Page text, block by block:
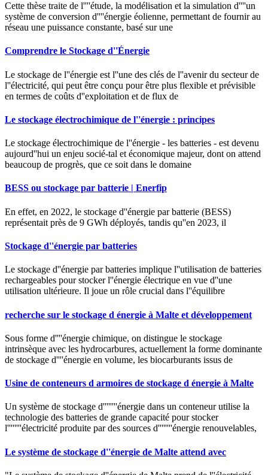
Cette thèse traite de l''''étude, la modélisation et la simulation d''''un
système de conversion d''''énergie éolienne, permettant de fournir au
réseau une puissance constante, basé sur une
Comprendre le Stockage d''Énergie
Le stockage de l''énergie est l''une des clés de l''avenir du secteur de
l''électricité, qui peut être conçu pour être plus flexible et prévisible
en termes de coûts d''exploitation et de flux de
Le stockage électrochimique de l''énergie : principes
Le stockage électrochimique de l''énergie - les batteries - est devenu
aujourd''hui un enjeu socié-tal et économique majeur, dont on attend
beaucoup de progrès, que ce soit dans le domaine
BESS ou stockage par batterie | Enerfip
En effet, en 2022, le stockage d''énergie par batterie (BESS)
représentait près de 9 GWh déployés, tandis qu''en 2023, il
Stockage d''énergie par batteries
Le stockage d''énergie par batteries implique l''utilisation de batteries
rechargeables pour stocker l''énergie électrique en vue d''une
utilisation ultérieure. Il joue un rôle crucial dans l''équilibre
recherche sur le stockage d énergie à Malte et développement
Sous forme d''''énergie chimique, on distingue le stockage
intrinsèque avec les hydrocarbures, actuellement la forme dominante
de stockage d''''énergie en volume, les biocarburants issus de
Usine de conteneurs d armoires de stockage d énergie à Malte
Un système de stockage d''''''''énergie dans un conteneur utilise la
technologie des batteries de grande capacité pour stocker
l''''''''électricité produite par des sources d''''''''énergie renouvelables,
Le système de stockage d''énergie de Malte attend avec